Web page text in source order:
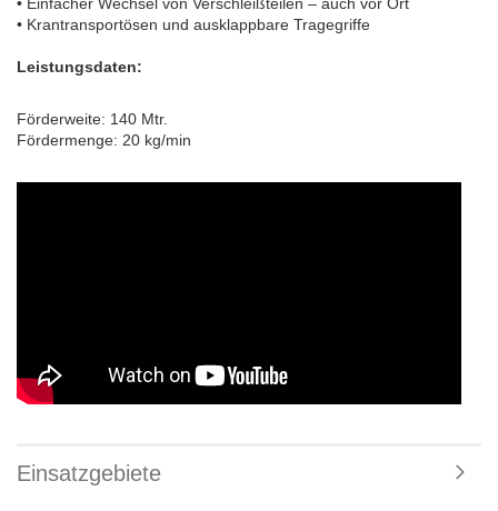
• Krantransportösen und ausklappbare Tragegriffe
Leistungsdaten:
Förderweite: 140 Mtr.
Fördermenge: 20 kg/min
Einsatzgebiete